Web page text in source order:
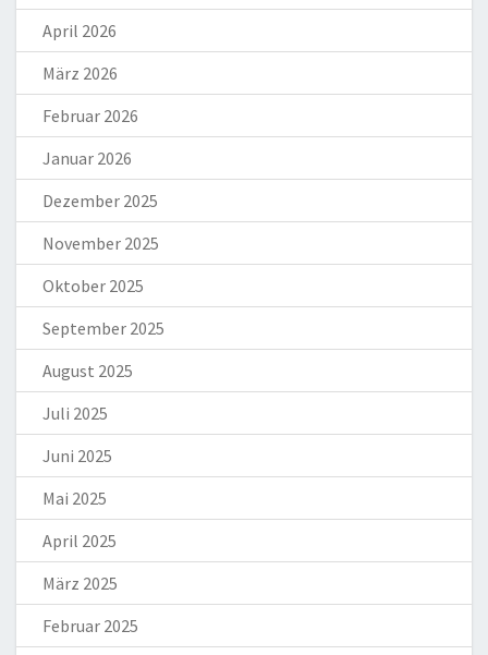
April 2026
März 2026
Februar 2026
Januar 2026
Dezember 2025
November 2025
Oktober 2025
September 2025
August 2025
Juli 2025
Juni 2025
Mai 2025
April 2025
März 2025
Februar 2025